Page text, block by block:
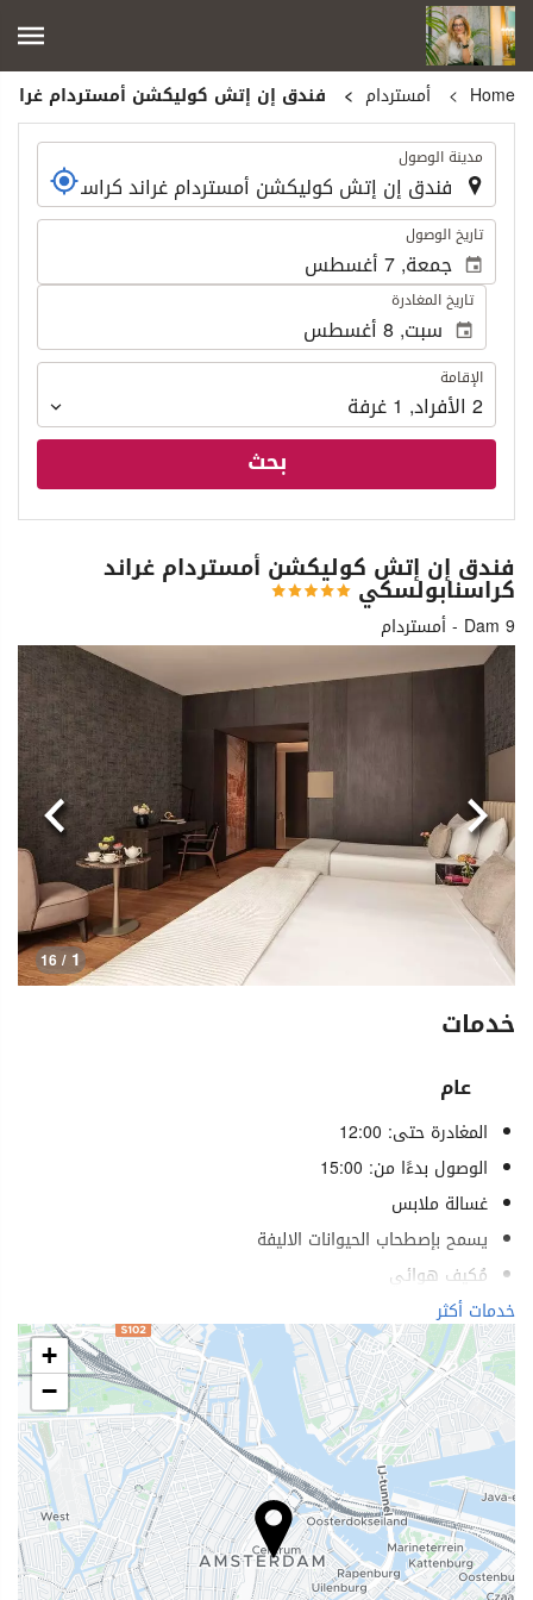
Home أمستردام
فندق إن إتش كوليكشن أمستردام
. مدينة الوصول
. تاريخ الوصول
تاريخ المغادرة
الإقامة
الإقامة
2 الأفراد,
1غرفة
بحث
فندق إن إتش كوليكشن أمستردام غراند
كراسنابولسكي
Dam 9 - أمستردام
1
/ 16
السابق
خدمات
عام
المغادرة حتى: 12:00
الوصول بدءًا من: 15:00
غسالة ملابس
يسمح بإصطحاب الحيوانات الاليفة
مُكيف هوائي
تدفئة
مصعد
خدمات لذوي الاحتياجات الخاصة
غرف لغير المدخنين
ممنوع التدخين في كل الأماكن
غرفة خالية من مسببات الحساسية
غرف عازلة للصوت
الطعام والمشروبات
خدمات أكثر
+
−